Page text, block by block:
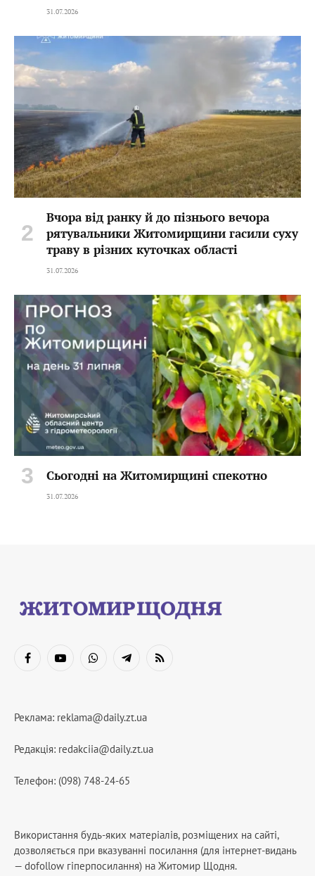
31.07.2026
Вчора від ранку й до пізнього вечора
рятувальники Житомирщини гасили суху
траву в різних куточках області
31.07.2026
Сьогодні на Житомирщині спекотно
31.07.2026
FacebookYouTubeWhatsAppTelegramRSS
Реклама: reklama@daily.zt.ua
Редакція: redakciia@daily.zt.ua
Телефон: (098) 748-24-65
Використання будь-яких матеріалів, розміщених на сайті,
дозволяється при вказуванні посилання (для інтернет-видань
— dofollow гіперпосилання) на Житомир Щодня.